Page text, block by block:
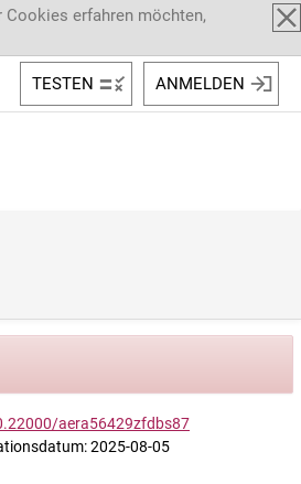
erfahren möchten,
TESTEN ANMELDEN
aera56429zfdbs87
2025-08-05